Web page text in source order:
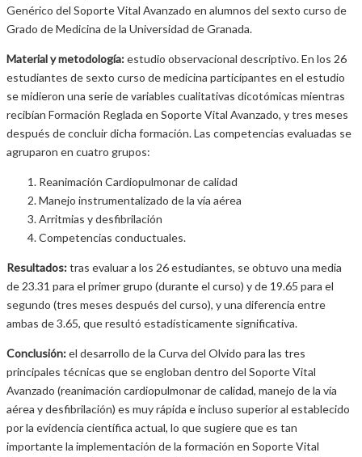
Genérico del Soporte Vital Avanzado en alumnos del sexto curso de
Grado de Medicina de la Universidad de Granada.
Material y metodología:estudio observacional descriptivo. En los 26
estudiantes de sexto curso de medicina participantes en el estudio
se midieron una serie de variables cualitativas dicotómicas mientras
recibían Formación Reglada en Soporte Vital Avanzado, y tres meses
después de concluir dicha formación. Las competencias evaluadas se
agruparon en cuatro grupos:
Reanimación Cardiopulmonar de calidad
Manejo instrumentalizado de la vía aérea
Arritmias y desfibrilación
Competencias conductuales.
Resultados:tras evaluar a los 26 estudiantes, se obtuvo una media
de 23.31 para el primer grupo (durante el curso) y de 19.65 para el
segundo (tres meses después del curso), y una diferencia entre
ambas de 3.65, que resultó estadísticamente significativa.
Conclusión:el desarrollo de la Curva del Olvido para las tres
principales técnicas que se engloban dentro del Soporte Vital
Avanzado (reanimación cardiopulmonar de calidad, manejo de la vía
aérea y desfibrilación) es muy rápida e incluso superior al establecido
por la evidencia científica actual, lo que sugiere que es tan
importante la implementación de la formación en Soporte Vital